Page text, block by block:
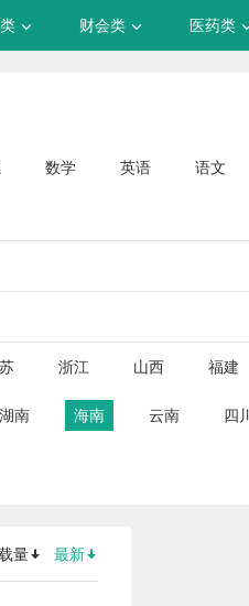
财会类 医药类
数学 英语 语文
浙江 山西 福建
湖南 海南 云南 四川
量 最新